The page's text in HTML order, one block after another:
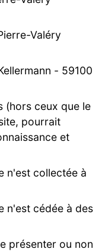
Valéry
- 59100
(hors ceux que le
pourrait
et
n'est collectée à
n'est cédée à des
présenter ou non